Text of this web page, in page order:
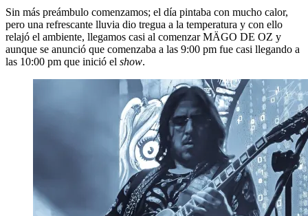
Sin más preámbulo comenzamos; el día pintaba con mucho calor,
pero una refrescante lluvia dio tregua a la temperatura y con ello
relajó el ambiente, llegamos casi al comenzar MÄGO DE OZ y
aunque se anunció que comenzaba a las 9:00 pm fue casi llegando a
las 10:00 pm que inició el show.